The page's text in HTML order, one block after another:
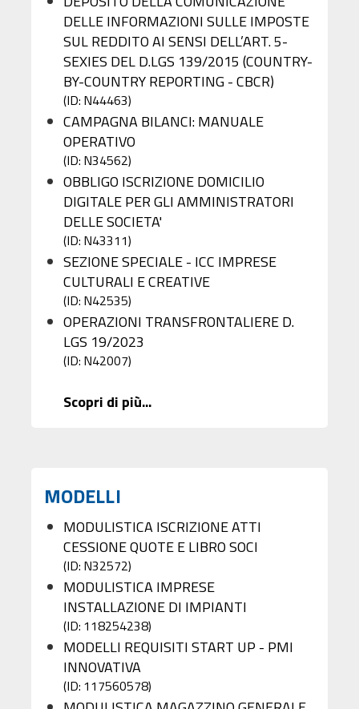
DELLE INFORMAZIONI SULLE IMPOSTE
SUL REDDITO AI SENSI DELL’ART. 5-
SEXIES DEL D.LGS 139/2015 (COUNTRY-
BY-COUNTRY REPORTING - CBCR)
(ID: N44463)
CAMPAGNA BILANCI: MANUALE
OPERATIVO
(ID: N34562)
OBBLIGO ISCRIZIONE DOMICILIO
DIGITALE PER GLI AMMINISTRATORI
DELLE SOCIETA'
(ID: N43311)
SEZIONE SPECIALE - ICC IMPRESE
CULTURALI E CREATIVE
(ID: N42535)
OPERAZIONI TRANSFRONTALIERE D.
LGS 19/2023
(ID: N42007)
Scopri di più...
MODELLI
MODULISTICA ISCRIZIONE ATTI
CESSIONE QUOTE E LIBRO SOCI
(ID: N32572)
MODULISTICA IMPRESE
INSTALLAZIONE DI IMPIANTI
(ID: 118254238)
MODELLI REQUISITI START UP - PMI
INNOVATIVA
(ID: 117560578)